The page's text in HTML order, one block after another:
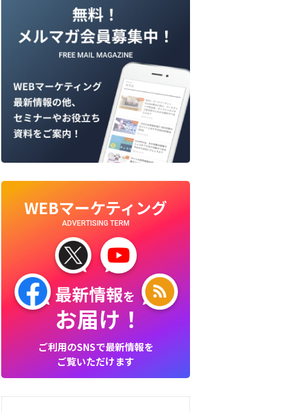
WEBマーケティング
ADVERTISING TERM
最新情報を
お届け！
ご利用のSNSで最新情報を
ご覧いただけます